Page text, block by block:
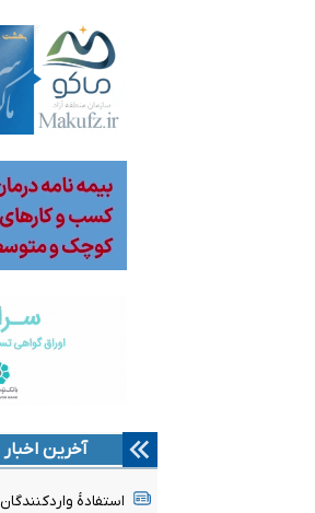
آخرین اخبار
استفادۀ